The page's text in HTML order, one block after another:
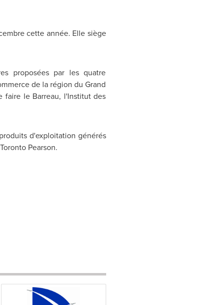
cette année. Elle siège
proposées par les quatre
de la région du Grand
le Barreau, l'Institut des
d'exploitation générés
TorontoPearson.